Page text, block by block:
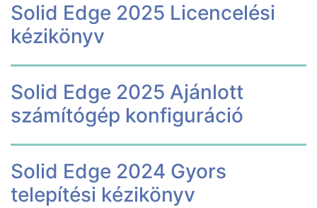
Solid Edge 2025 Licencelési
kézikönyv
Solid Edge 2025 Ajánlott
számítógép konfiguráció
Solid Edge 2024 Gyors
telepítési kézikönyv